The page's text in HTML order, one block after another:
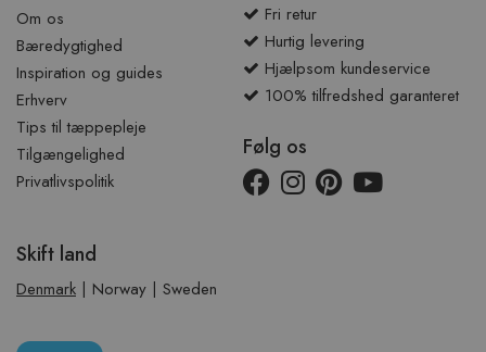
Om os
Bæredygtighed
Inspiration og guides
Erhverv
Tips til tæppepleje
Tilgængelighed
Privatlivspolitik
Fri retur
Hurtig levering
Hjælpsom kundeservice
100% tilfredshed garanteret
Følg os
Skift land
Denmark | Norway | Sweden